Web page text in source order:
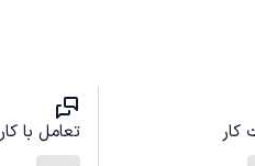
کار تعامل با